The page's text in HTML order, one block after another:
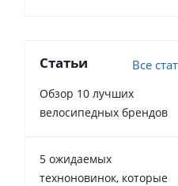
Статьи Все
Обзор 10 лучших
велосипедных брендов
5 ожидаемых
техноновинок, которые